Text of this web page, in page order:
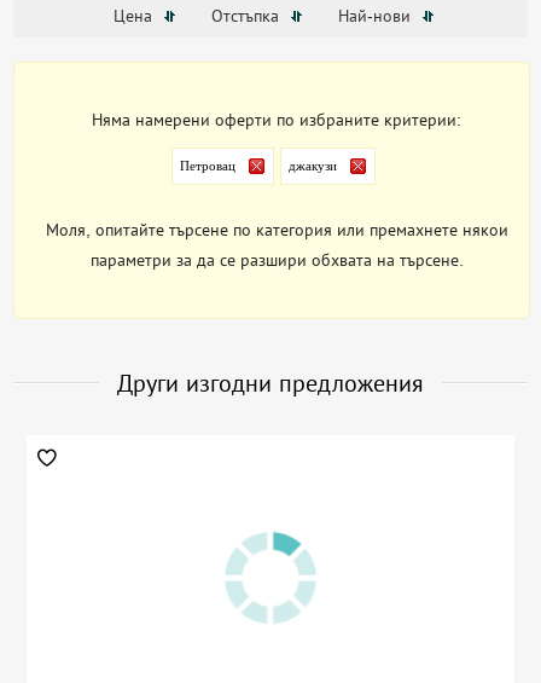
Цена Отстъпка Най-нови
Няма намерени оферти по избраните критерии:
Петровац джакузи
Моля, опитайте търсене по категория или премахнете някои
параметри за да се разшири обхвата на търсене.
Други изгодни предложения